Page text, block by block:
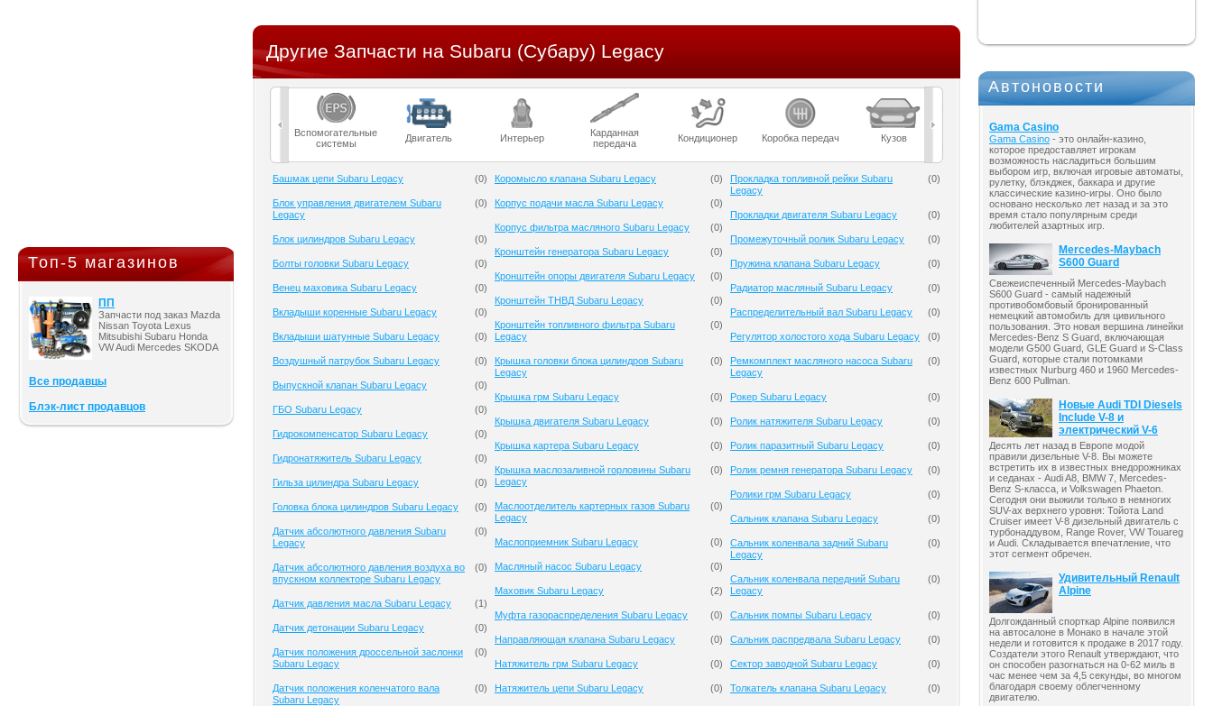
Топ-5 магазинов
ПП
Запчасти под заказ Mazda
Nissan Toyota Lexus
Mitsubishi Subaru Honda
VW Audi Mercedes SKODA
Все продавцы
Блэк-лист продавцов
Другие Запчасти на Subaru (Субару) Legacy
Вспомогательные
системы
Двигатель Интерьер
Карданная
передача
Кондиционер Коробка передач Кузов Масла Мост
Башмак цепи Subaru Legacy (0)
Блок управления двигателем Subaru
Legacy
(0)
Блок цилиндров Subaru Legacy (0)
Болты головки Subaru Legacy (0)
Венец маховика Subaru Legacy (0)
Вкладыши коренные Subaru Legacy (0)
Вкладыши шатунные Subaru Legacy (0)
Воздушный патрубок Subaru Legacy (0)
Выпускной клапан Subaru Legacy (0)
ГБО Subaru Legacy (0)
Гидрокомпенсатор Subaru Legacy (0)
Гидронатяжитель Subaru Legacy (0)
Гильза цилиндра Subaru Legacy (0)
Головка блока цилиндров Subaru Legacy (0)
Датчик абсолютного давления Subaru
Legacy
(0)
Датчик абсолютного давления воздуха во
впускном коллекторе Subaru Legacy
(0)
Датчик давления масла Subaru Legacy (1)
Датчик детонации Subaru Legacy (0)
Датчик положения дроссельной заслонки
Subaru Legacy
(0)
Датчик положения коленчатого вала
Subaru Legacy
(0)
Коромысло клапана Subaru Legacy (0)
Корпус подачи масла Subaru Legacy (0)
Корпус фильтра масляного Subaru Legacy (0)
Кронштейн генератора Subaru Legacy (0)
Кронштейн опоры двигателя Subaru Legacy (0)
Кронштейн ТНВД Subaru Legacy (0)
Кронштейн топливного фильтра Subaru
Legacy
(0)
Крышка головки блока цилиндров Subaru
Legacy
(0)
Крышка грм Subaru Legacy (0)
Крышка двигателя Subaru Legacy (0)
Крышка картера Subaru Legacy (0)
Крышка маслозаливной горловины Subaru
Legacy
(0)
Маслоотделитель картерных газов Subaru
Legacy
(0)
Маслоприемник Subaru Legacy (0)
Масляный насос Subaru Legacy (0)
Маховик Subaru Legacy (2)
Муфта газораспределения Subaru Legacy (0)
Направляющая клапана Subaru Legacy (0)
Натяжитель грм Subaru Legacy (0)
Натяжитель цепи Subaru Legacy (0)
Прокладка топливной рейки Subaru
Legacy
(0)
Прокладки двигателя Subaru Legacy (0)
Промежуточный ролик Subaru Legacy (0)
Пружина клапана Subaru Legacy (0)
Радиатор масляный Subaru Legacy (0)
Распределительный вал Subaru Legacy (0)
Регулятор холостого хода Subaru Legacy (0)
Ремкомплект масляного насоса Subaru
Legacy
(0)
Рокер Subaru Legacy (0)
Ролик натяжителя Subaru Legacy (0)
Ролик паразитный Subaru Legacy (0)
Ролик ремня генератора Subaru Legacy (0)
Ролики грм Subaru Legacy (0)
Сальник клапана Subaru Legacy (0)
Сальник коленвала задний Subaru
Legacy
(0)
Сальник коленвала передний Subaru
Legacy
(0)
Сальник помпы Subaru Legacy (0)
Сальник распредвала Subaru Legacy (0)
Сектор заводной Subaru Legacy (0)
Толкатель клапана Subaru Legacy (0)
Автоновости
Gama Casino
Gama Casino - это онлайн-казино,
которое предоставляет игрокам
возможность насладиться большим
выбором игр, включая игровые автоматы,
рулетку, блэкджек, баккара и другие
классические казино-игры. Оно было
основано несколько лет назад и за это
время стало популярным среди
любителей азартных игр.
Mercedes-Maybach
S600 Guard
Свежеиспеченный Mercedes-Maybach
S600 Guard - самый надежный
противобомбовый бронированный
немецкий автомобиль для цивильного
пользования. Это новая вершина линейки
Mercedes-Benz S Guard, включающая
модели G500 Guard, GLE Guard и S-Class
Guard, которые стали потомками
известных Nurburg 460 и 1960 Mercedes-
Benz 600 Pullman.
Новые Audi TDI Diesels
Include V-8 и
электрический V-6
Десять лет назад в Европе модой
правили дизельные V-8. Вы можете
встретить их в известных внедорожниках
и седанах - Audi A8, BMW 7, Mercedes-
Benz S-класса, и Volkswagen Phaeton.
Сегодня они выжили только в немногих
SUV-ах верхнего уровня: Тойота Land
Cruiser имеет V-8 дизельный двигатель с
турбонаддувом, Range Rover, VW Touareg
и Audi. Складывается впечатление, что
этот сегмент обречен.
Удивительный Renault
Alpine
Долгожданный спорткар Alpine появился
на автосалоне в Монако в начале этой
недели и готовится к продаже в 2017 году.
Создатели этого Renault утверждают, что
он способен разогнаться на 0-62 миль в
час менее чем за 4,5 секунды, во многом
благодаря своему облегченному
двигателю.